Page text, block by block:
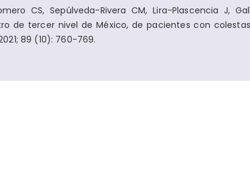
CS, Sepúlveda-Rivera CM, Lira-Plascencia J,
de tercer nivel de México, de pacientes con
89 (10): 760-769.